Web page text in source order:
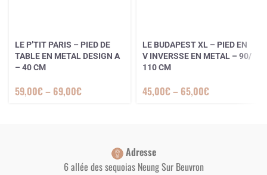
LE P’TIT PARIS – PIED DE
TABLE EN METAL DESIGN A
– 40 CM
59,00€– 69,00€
LE BUDAPEST XL – PIED EN
V INVERSSE EN METAL – 90/
110 CM
45,00€– 65,00€
Adresse
6 allée des sequoias Neung Sur Beuvron